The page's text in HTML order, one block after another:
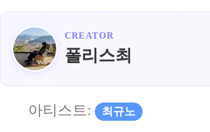
CREATOR
폴리스최
아티스트: 최규노